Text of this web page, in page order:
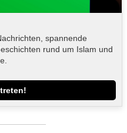
spannende
rund um Islam und